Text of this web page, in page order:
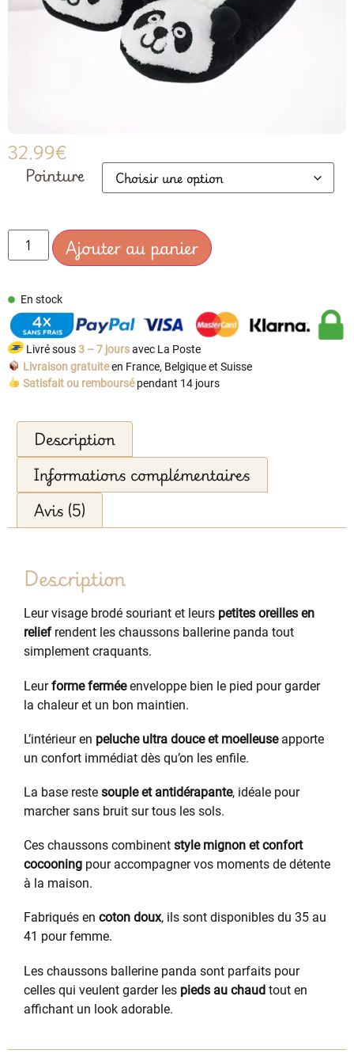
32.99€
Pointure
Ajouter au panier
En stock
Livré sous3 – 7 joursavec La Poste
Livraison gratuiteen France, Belgique et Suisse
Satisfait ou remboursépendant 14 jours
Description
Informations complémentaires
Avis (5)
Description
Leur visage brodé souriant et leurs petites oreilles en
reliefrendent les chaussons ballerine panda tout
simplement craquants.
Leurforme ferméeenveloppe bien le pied pour garder
la chaleur et un bon maintien.
L’intérieur en peluche ultra douce et moelleuseapporte
un confort immédiat dès qu’on les enfile.
La base reste souple et antidérapante, idéale pour
marcher sans bruit sur tous les sols.
Ces chaussons combinent style mignon et confort
cocooning pour accompagner vos moments de détente
à la maison.
Fabriqués en coton doux, ils sont disponibles du 35 au
41 pour femme.
Les chaussons ballerine panda sont parfaits pour
celles qui veulent garder les pieds au chaud tout en
affichant un look adorable.